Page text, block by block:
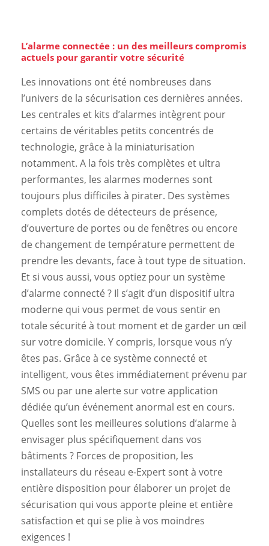
L’alarme connectée : un des meilleurs compromis
actuels pour garantir votre sécurité
Les innovations ont été nombreuses dans
l’univers de la sécurisation ces dernières années.
Les centrales et kits d’alarmes intègrent pour
certains de véritables petits concentrés de
technologie, grâce à la miniaturisation
notamment. A la fois très complètes et ultra
performantes, les alarmes modernes sont
toujours plus difficiles à pirater. Des systèmes
complets dotés de détecteurs de présence,
d’ouverture de portes ou de fenêtres ou encore
de changement de température permettent de
prendre les devants, face à tout type de situation.
Et si vous aussi, vous optiez pour un système
d’alarme connecté ? Il s’agit d’un dispositif ultra
moderne qui vous permet de vous sentir en
totale sécurité à tout moment et de garder un œil
sur votre domicile. Y compris, lorsque vous n’y
êtes pas. Grâce à ce système connecté et
intelligent, vous êtes immédiatement prévenu par
SMS ou par une alerte sur votre application
dédiée qu’un événement anormal est en cours.
Quelles sont les meilleures solutions d’alarme à
envisager plus spécifiquement dans vos
bâtiments ? Forces de proposition, les
installateurs du réseau e-Expert sont à votre
entière disposition pour élaborer un projet de
sécurisation qui vous apporte pleine et entière
satisfaction et qui se plie à vos moindres
exigences !